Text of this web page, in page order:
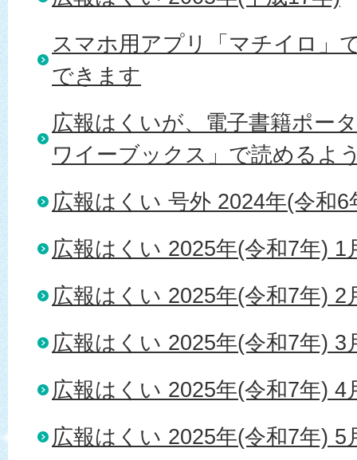
スマホ用アプリ「マチイロ」
できます
広報はくいが、電子書籍ポー
ワイーブックス」で読めるよ
広報はくい 号外 2024年(令和6
広報はくい 2025年(令和7年) 1
広報はくい 2025年(令和7年) 2
広報はくい 2025年(令和7年) 3
広報はくい 2025年(令和7年) 4
広報はくい 2025年(令和7年) 5